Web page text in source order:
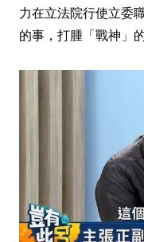
力在立法院行使立委
的事，打腫「戰神」